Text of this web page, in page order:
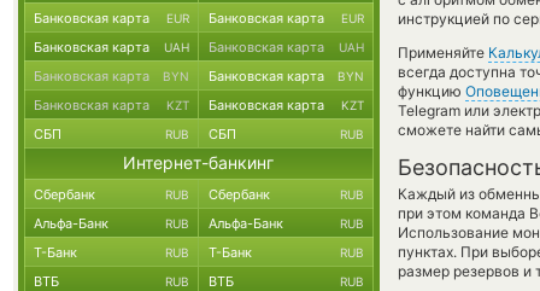
инструкцией по
Применяйте
всегда доступна
функцию
Telegram или
сможете найти
Каждый из
при этом команда
Использование
пунктах. При
размер резервов и
Банковская карта EUR Банковская карта EUR
Банковская карта UAH Банковская карта UAH
Банковская карта BYN Банковская карта BYN
Банковская карта KZT Банковская карта KZT
СБП RUB СБП RUB
Интернет-банкинг
Сбербанк RUB Сбербанк RUB
Альфа-Банк RUB Альфа-Банк RUB
Т-Банк RUB Т-Банк RUB
ВТБ RUB ВТБ RUB